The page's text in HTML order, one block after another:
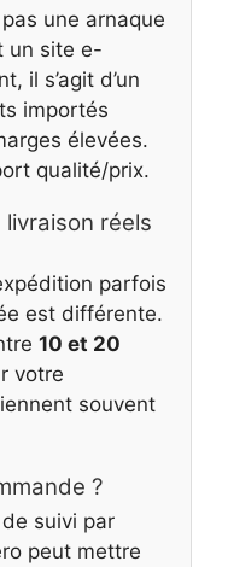
une arnaque
un site e-
il s’agit d’un
importés
élevées.
qualité/prix.
réels
parfois
est différente.
10 et 20
votre
souvent
?
suivi par
peut mettre